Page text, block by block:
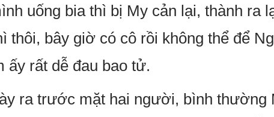
uống bia thì bị My cản lại, thành ra
thôi, bây giờ có cô rồi không thể để
ấy rất dễ đau bao tử.
ra trước mặt hai người, bình